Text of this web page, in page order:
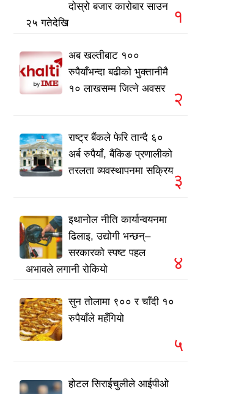
दोस्रो बजार कारोबार साउन
२५ गतेदेखि
१
अब खल्तीबाट १००
रुपैयाँभन्दा बढीको भुक्तानीमै
१० लाखसम्म जित्ने अवसर
२
राष्ट्र बैंकले फेरि तान्दै ६०
अर्ब रुपैयाँ, बैंकिङ प्रणालीको
तरलता व्यवस्थापनमा सक्रिय३
इथानोल नीति कार्यान्वयनमा
ढिलाइ, उद्योगी भन्छन्–
सरकारको स्पष्ट पहल
अभावले लगानी रोकियो
४
सुन तोलामा ९०० र चाँदी १०
रुपैयाँले महँगियो
५
होटल सिराईचुलीले आईपीओ